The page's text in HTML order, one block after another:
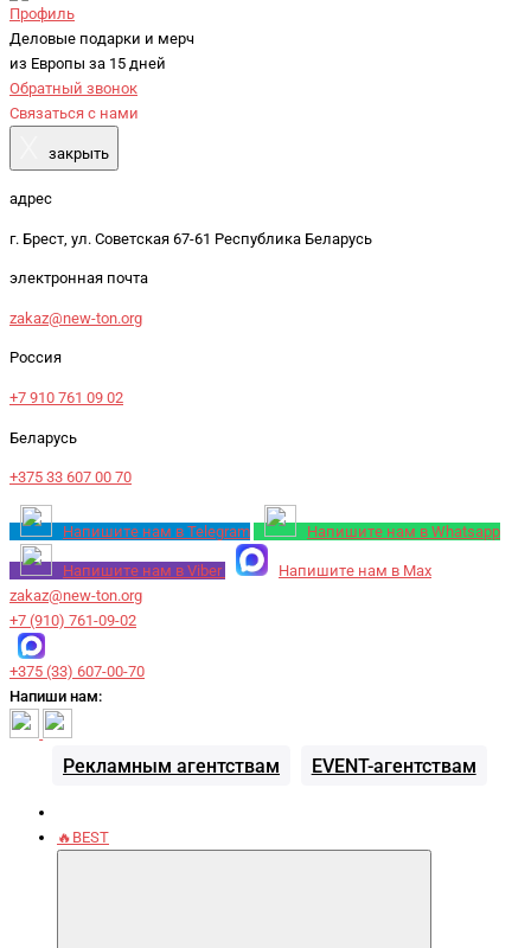
Профиль
Деловые подарки и мерч
из Европы за 15 дней
Обратный звонок
Связаться с нами
закрыть
адрес
г. Брест, ул. Советская 67-61 Республика Беларусь
электронная почта
zakaz@new-ton.org
Россия
+7 910 761 09 02
Беларусь
+375 33 607 00 70
Напишите нам в Telegram Напишите нам в Whatsapp
Напишите нам в Viber
Напишите нам в Max
zakaz@new-ton.org
+7 (910) 761-09-02
+375 (33) 607-00-70
Напиши нам:
Рекламным агентствам EVENT-агентствам
🔥BEST